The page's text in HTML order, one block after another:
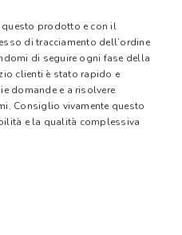
questo prodotto e con il
di tracciamento dell’ordine
di seguire ogni fase della
clienti è stato rapido e
domande e a risolvere
Consiglio vivamente questo
e la qualità complessiva